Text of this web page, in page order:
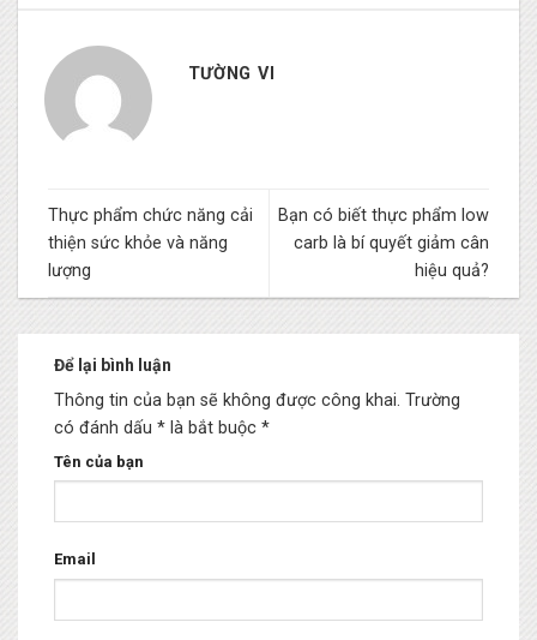
TƯỜNG VI
Thực phẩm chức năng cải
thiện sức khỏe và năng
lượng
Bạn có biết thực phẩm low
carb là bí quyết giảm cân
hiệu quả?
Để lại bình luận
Thông tin của bạn sẽ không được công khai. Trường
có đánh dấu * là bắt buộc *
Tên của bạn
Email